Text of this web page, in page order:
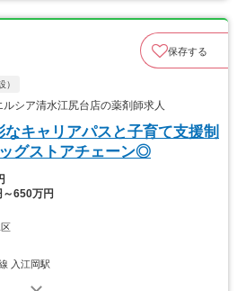
保存する
）
シア清水江尻台店の薬剤師求人
なキャリアパスと子育て支援制
グストアチェーン◎
～650万円
入江岡駅